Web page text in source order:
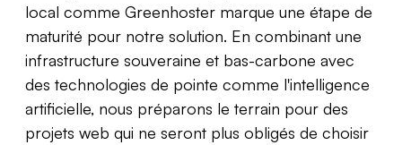
local comme Greenhoster marque une étape de
maturité pour notre solution. En combinant une
infrastructure souveraine et bas-carbone avec
des technologies de pointe comme l'intelligence
artificielle, nous préparons le terrain pour des
projets web qui ne seront plus obligés de choisir